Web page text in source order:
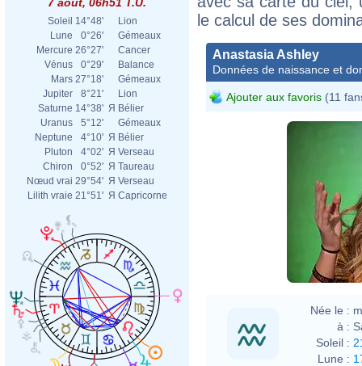
Soleil 14°48'
Lion
Lune
0°26'
Gémeaux
Mercure 26°27'
Cancer
Vénus
0°29'
Balance
Mars 27°18'
Gémeaux
Jupiter
8°21'
Lion
Saturne 14°38' Я Bélier
Uranus
5°12'
Gémeaux
Neptune
4°10' Я Bélier
Pluton
4°02' Я Verseau
Chiron
0°52' Я Taureau
Nœud vrai 29°54' Я Verseau
Lilith vraie 21°51' Я Capricorne
le calcul de ses
Anastasia Ashley
Données de naissance et
Ajouter aux favoris (11
Née le :
à :
Soleil :
Lune :